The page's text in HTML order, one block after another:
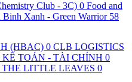
Club - 3C) 0 Food and
Binh Xanh - Green Warrior 58
(HBAC) 0 CLB LOGISTICS
KẾ TOÁN - TÀI CHÍNH 0
LITTLE LEAVES 0